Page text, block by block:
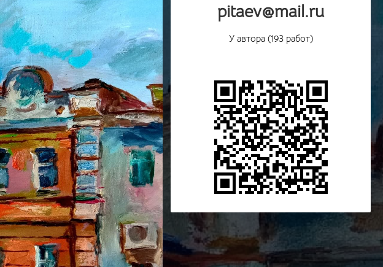
pitaev@mail.ru
У автора (193 работ)